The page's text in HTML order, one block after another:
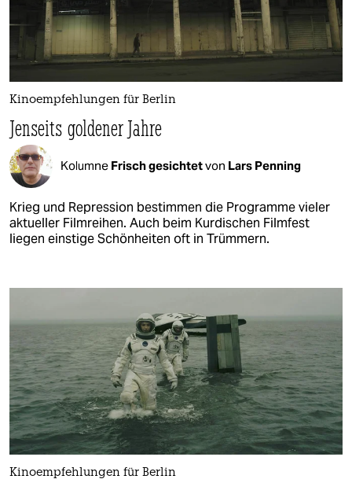
Kinoempfehlungen für Berlin
Jenseits goldener Jahre
Kolumne Frisch gesichtetvon Lars Penning
Krieg und Repression bestimmen die Programme vieler
aktueller Filmreihen. Auch beim Kurdischen Filmfest
liegen einstige Schönheiten oft in Trümmern.
Kinoempfehlungen für Berlin